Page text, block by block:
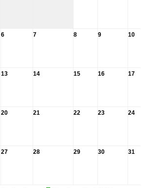
6 7 8 9 10
13 14 15 16 17
20 21 22 23 24
27 28 29 30 31